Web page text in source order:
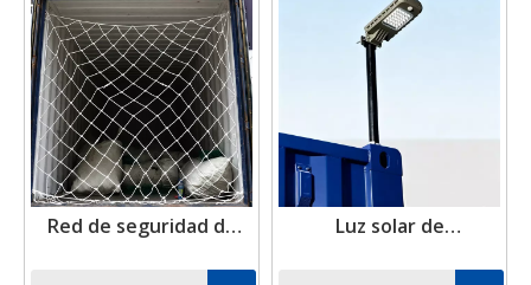
Red de seguridad de
de envío de poliéster,
Luz solar de
inalámbrico de 20W IP65